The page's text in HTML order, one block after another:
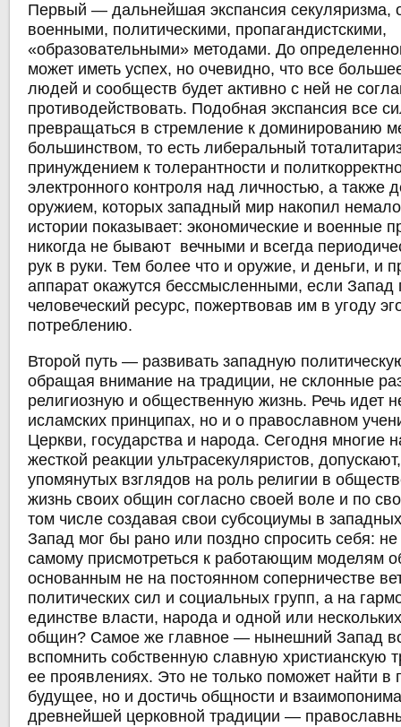
Первый — дальнейшая экспансия секуляризма,
военными, политическими, пропагандистскими,
«образовательными» методами. До
может иметь успех, но очевидно, что все
людей и сообществ будет активно с ней не
противодействовать. Подобная экспансия все
превращаться в стремление к доминированию
большинством, то есть либеральный
принуждением к толерантности и
электронного контроля над личностью, а также
оружием, которых западный мир накопил
истории показывает: экономические и военные
никогда не бывают вечными и всегда
рук в руки. Тем более что и оружие, и деньги, и
аппарат окажутся бессмысленными, если Запад
человеческий ресурс, пожертвовав им в угоду
потреблению.
Второй путь — развивать западную
обращая внимание на традиции, не склонные
религиозную и общественную жизнь. Речь идет
исламских принципах, но и о православном
Церкви, государства и народа. Сегодня многие
жесткой реакции ультрасекуляристов,
упомянутых взглядов на роль религии в
жизнь своих общин согласно своей воле и по
том числе создавая свои субсоциумы в
Запад мог бы рано или поздно спросить себя:
самому присмотреться к работающим моделям
основанным не на постоянном соперничестве
политических сил и социальных групп, а на
единстве власти, народа и одной или
общин? Самое же главное — нынешний Запад
вспомнить собственную славную христианскую
ее проявлениях. Это не только поможет найти в
будущее, но и достичь общности и
древнейшей церковной традиции —